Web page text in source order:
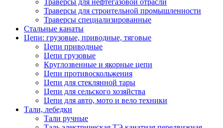
Траверсы для нефтегазовой отрасли
Траверсы для строительной промышленности
Траверсы специализированные
Стальные канаты
Цепи: грузовые, приводные, тяговые
Цепи приводные
Цепи грузовые
Круглозвенные и якорные цепи
Цепи противоскольжения
Цепи для стеклянной тары
Цепи для сельского хозяйства
Цепи для авто, мото и вело техники
Тали, лебедки
Тали ручные